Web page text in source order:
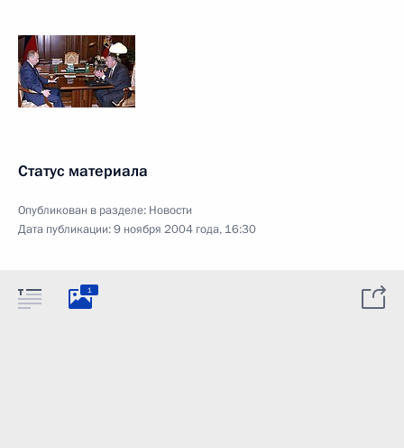
Статус материала
Опубликован в разделе: Новости
Дата публикации:9 ноября 2004 года, 16:30
1